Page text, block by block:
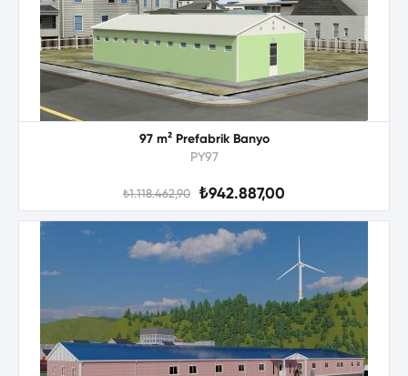
97 m² Prefabrik Banyo
PY97
₺1.118.462,90 ₺942.887,00